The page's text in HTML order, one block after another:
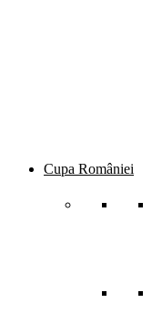
Cupa României